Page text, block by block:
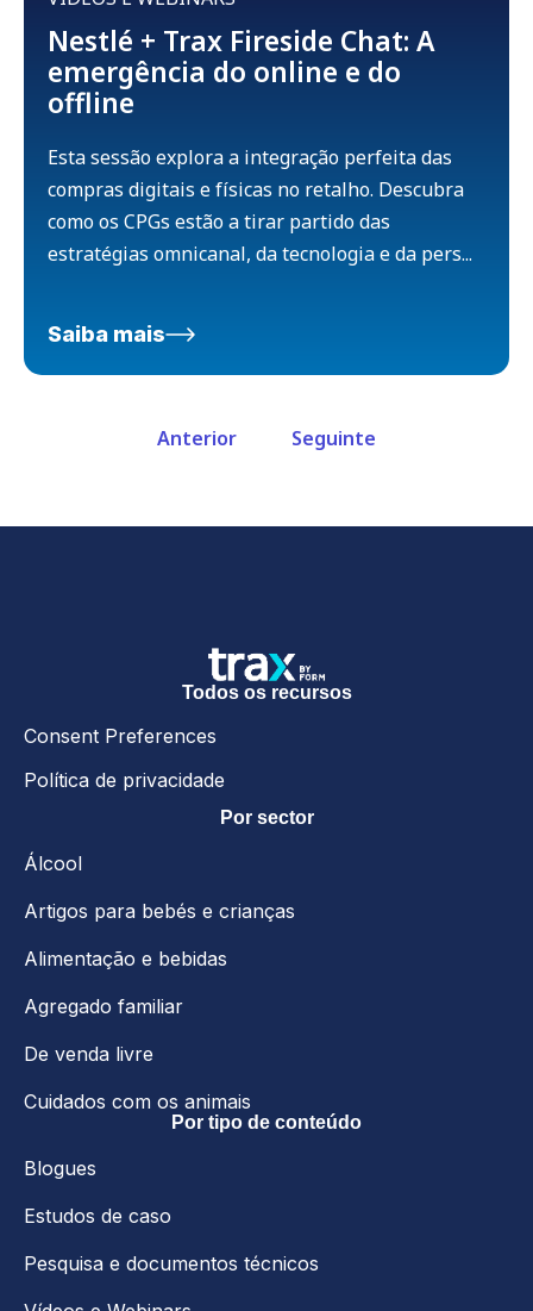
Nestlé + Trax Fireside Chat: A
emergência do online e do
offline
Esta sessão explora a integração perfeita das
compras digitais e físicas no retalho. Descubra
como os CPGs estão a tirar partido das
estratégias omnicanal, da tecnologia e da pers...
Saiba mais
Anterior Seguinte
Todos os recursos
Consent Preferences
Política de privacidade
Por sector
Álcool
Artigos para bebés e crianças
Alimentação e bebidas
Agregado familiar
De venda livre
Cuidados com os animais
Por tipo de conteúdo
Blogues
Estudos de caso
Pesquisa e documentos técnicos